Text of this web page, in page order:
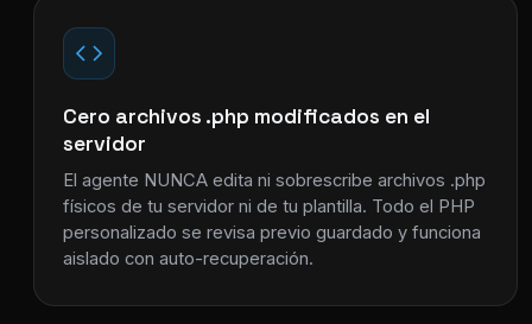
Cero archivos .php modificados en el
servidor
El agente NUNCA edita ni sobrescribe archivos .php
físicos de tu servidor ni de tu plantilla. Todo el PHP
personalizado se revisa previo guardado y funciona
aislado con auto-recuperación.